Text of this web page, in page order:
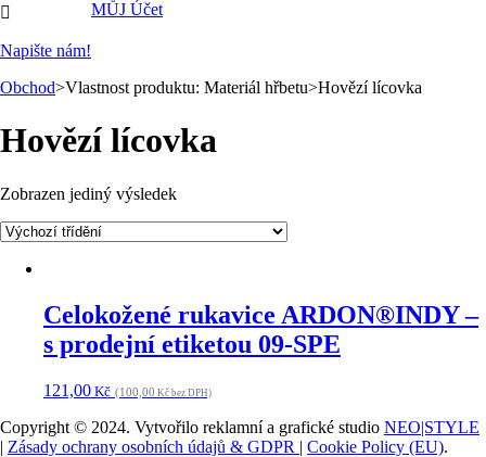

Napište nám!
MŮJ Účet
Obchod>Vlastnost produktu: Materiál hřbetu>Hovězí lícovka
Hovězí lícovka
Zobrazen jediný výsledek
Celokožené rukavice ARDON®INDY –
s prodejní etiketou 09-SPE
121,00 Kč (100,00 Kč bez DPH)
Copyright © 2024. Vytvořilo reklamní a grafické studio NEO|STYLE
| Zásady ochrany osobních údajů & GDPR | Cookie Policy (EU).